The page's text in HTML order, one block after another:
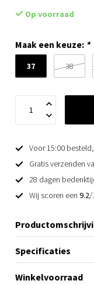
Op voorraad
Maak een keuze: *
37 38
Voor 15:00
Gratis verzenden
28 dagen
Wij scoren een9.2/
Specificaties
Winkelvoorraad